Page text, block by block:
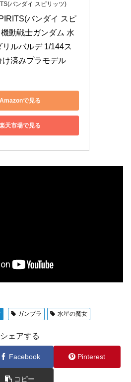
バンダイ スピリッツ)
バンダイ スピ
動戦士ガンダム 水
ルバルデ 1/144ス
け済みプラモデル
Amazonで見る
天市場で見る
ガンプラ 水星の魔女
シェアする
Facebook Pinterest
コピー